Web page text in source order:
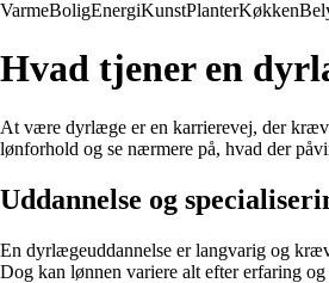
VarmeBoligEnergiKunstPlanterKøkken
Hvad tjener en
At være dyrlæge er en karrierevej, der
lønforhold og se nærmere på, hvad der
Uddannelse og
En dyrlægeuddannelse er langvarig og
Dog kan lønnen variere alt efter erfaring